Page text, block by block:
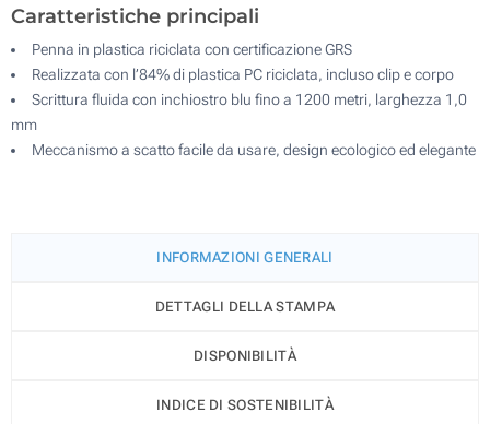
Caratteristiche principali
Penna in plastica riciclata con certificazione GRS
Realizzata con l’84% di plastica PC riciclata, incluso clip e corpo
Scrittura fluida con inchiostro blu fino a 1200 metri, larghezza 1,0
mm
Meccanismo a scatto facile da usare, design ecologico ed elegante
INFORMAZIONI GENERALI
DETTAGLI DELLA STAMPA
DISPONIBILITÀ
INDICE DI SOSTENIBILITÀ